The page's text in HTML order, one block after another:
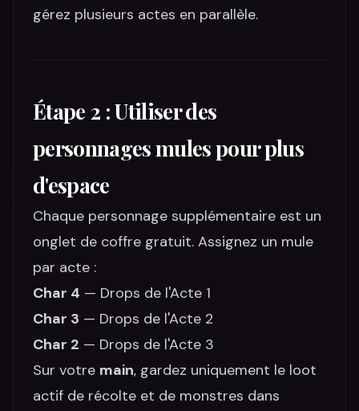
gérez plusieurs actes en parallèle.
Étape 2 : Utiliser des
personnages mules pour plus
d'espace
Chaque personnage supplémentaire est un
onglet de coffre gratuit. Assignez un mule
par acte :
Char 4 — Drops de l'Acte 1
Char 3 — Drops de l'Acte 2
Char 2 — Drops de l'Acte 3
Sur votre main, gardez uniquement le loot
actif de récolte et de monstres dans